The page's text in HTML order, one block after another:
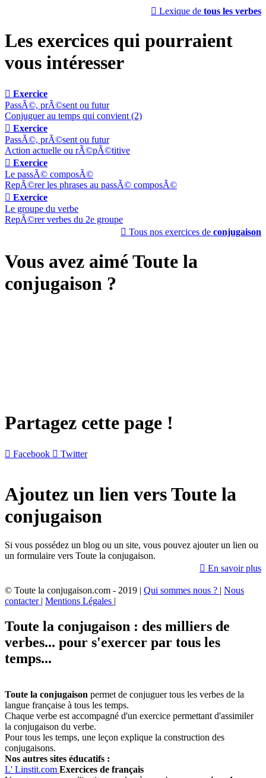
 Lexique de tous les verbes
Les exercices qui pourraient
vous intéresser
 Exercice
PassÃ©, prÃ©sent ou futur
Conjuguer au temps qui convient (2)
 Exercice
PassÃ©, prÃ©sent ou futur
Action actuelle ou rÃ©pÃ©titive
 Exercice
Le passÃ© composÃ©
RepÃ©rer les phrases au passÃ© composÃ©
 Exercice
Le groupe du verbe
RepÃ©rer verbes du 2e groupe
 Tous nos exercices de conjugaison
Vous avez aimé Toute la
conjugaison ?
Partagez cette page !
 Facebook  Twitter
Ajoutez un lien vers Toute la
conjugaison
Si vous possédez un blog ou un site, vous pouvez ajouter un lien ou
un formulaire vers Toute la conjugaison.
 En savoir plus
© Toute la conjugaison.com - 2019 | Qui sommes nous ? | Nous
contacter | Mentions Légales |
Toute la conjugaison : des milliers de
verbes... pour s'exercer par tous les
temps...
Toute la conjugaison permet de conjuguer tous les verbes de la
langue française à tous les temps.
Chaque verbe est accompagné d'un exercice permettant d'assimiler
la conjugaison du verbe.
Pour tous les temps, une leçon explique la construction des
conjugaisons.
Nos autres sites éducatifs :
L' Linstit.com Exercices de français